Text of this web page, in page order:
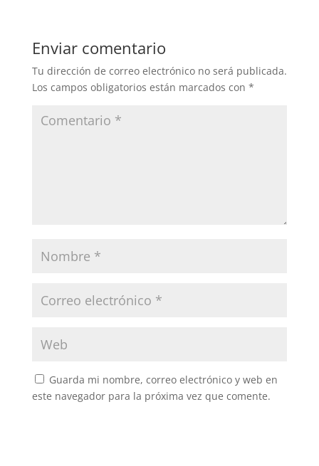
Enviar comentario
Tu dirección de correo electrónico no será publicada.
Los campos obligatorios están marcados con *
Guarda mi nombre, correo electrónico y web en
este navegador para la próxima vez que comente.